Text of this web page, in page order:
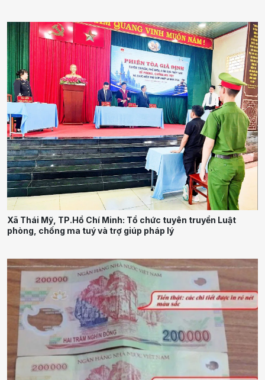
Xã Thái Mỹ, TP.Hồ Chí Minh: Tổ chức tuyên truyền Luật
phòng, chống ma tuý và trợ giúp pháp lý